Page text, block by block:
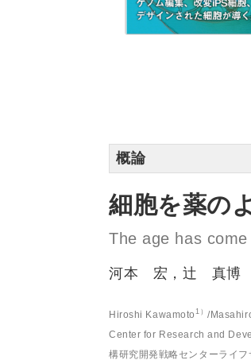
概論
細胞を薬の
The age has
河本 宏，辻 真博
Hiroshi Kawamoto 1） /
Center for Research and
構研究開発戦略センターライ